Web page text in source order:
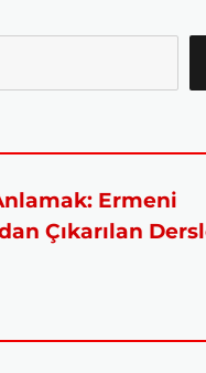
Ermeni
Çıkarılan